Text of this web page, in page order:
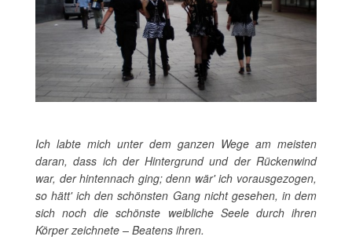
Ich labte mich unter dem ganzen Wege am meisten
daran, dass ich der Hintergrund und der Rückenwind
war, der hintennach ging; denn wär' ich vorausgezogen,
so hätt' ich den schönsten Gang nicht gesehen, in dem
sich noch die schönste weibliche Seele durch ihren
Körper zeichnete – Beatens ihren.